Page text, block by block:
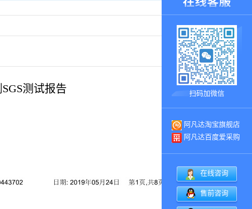
测试报告 扫码加微信
阿凡达淘宝旗舰店
阿凡达百度爱采购
在线咨询
售前咨询